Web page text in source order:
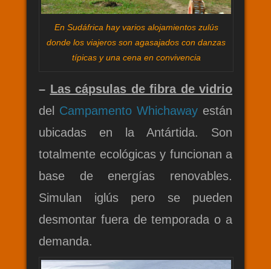
En Sudáfrica hay varios alojamientos zulús
donde los viajeros son agasajados con danzas
típicas y una cena en convivencia
– Las cápsulas de fibra de vidrio
del Campamento Whichaway están
ubicadas en la Antártida. Son
totalmente ecológicas y funcionan a
base de energías renovables.
Simulan iglús pero se pueden
desmontar fuera de temporada o a
demanda.